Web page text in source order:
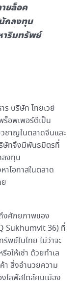
ยล็อค
นักลงทุน
าริมทรัพย์
ร บริษัท ไทยเวย์
ร็อพเพอร์ตีเป็น
ชาญในตลาดจีนและ
ษัทจึงมีพันธมิตรที่
ลงทุน
โอกาสในตลาด
งศักยภาพของ
Sukhumvit 36) ที่
พย์ในไทย ไม่ว่าจะ
ให้เช่า ด้วยทำเล
า สิ่งอำนวยความ
ไลฟ์สไตล์คนเมือง